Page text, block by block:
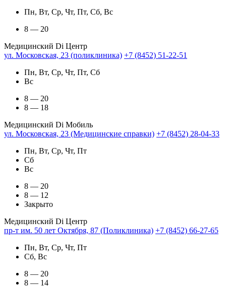
Пн, Вт, Ср, Чт, Пт, Сб, Вс
8 — 20
Медицинский Di Центр
ул. Московская, 23 (поликлиника) +7 (8452) 51-22-51
Пн, Вт, Ср, Чт, Пт, Сб
Вс
8 — 20
8 — 18
Медицинский Di Мобиль
ул. Московская, 23 (Медицинские справки) +7 (8452) 28-04-33
Пн, Вт, Ср, Чт, Пт
Сб
Вс
8 — 20
8 — 12
Закрыто
Медицинский Di Центр
пр-т им. 50 лет Октября, 87 (Поликлиника) +7 (8452) 66-27-65
Пн, Вт, Ср, Чт, Пт
Сб, Вс
8 — 20
8 — 14